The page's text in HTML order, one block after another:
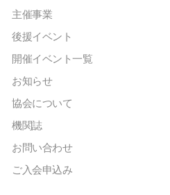
主催事業
後援イベント
開催イベント一覧
お知らせ
協会について
機関誌
お問い合わせ
ご入会申込み